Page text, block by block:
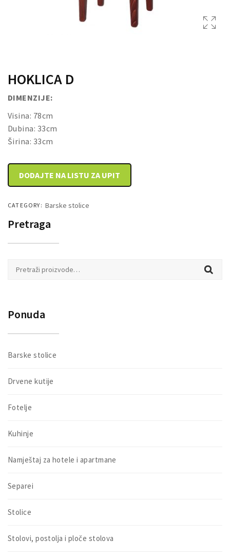
HOKLICA D
DIMENZIJE:
Visina: 78cm
Dubina: 33cm
Širina: 33cm
DODAJTE NA LISTU ZA UPIT
CATEGORY: Barske stolice
Pretraga
Pretraži:
Ponuda
Barske stolice
Drvene kutije
Fotelje
Kuhinje
Namještaj za hotele i apartmane
Separei
Stolice
Stolovi, postolja i ploče stolova